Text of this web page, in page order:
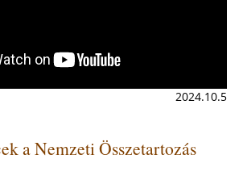
2024.10.5
a Nemzeti Összetartozás